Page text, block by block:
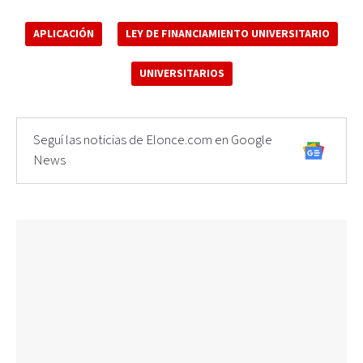
APLICACIÓN LEY DE FINANCIAMIENTO UNIVERSITARIO
UNIVERSITARIOS
Seguí las noticias de Elonce.com en Google
News